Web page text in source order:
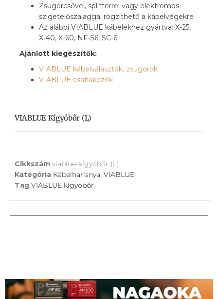
Zsugorcsővel, splitterrel vagy elektromos
szigetelőszalaggal rögzíthető a kábelvégekre
Az alábbi VIABLUE kábelekhez gyártva: X-25,
X-40, X-60, NF-S6, SC-6
Ajánlott kiegészítők:
VIABLUE kábelválasztók, zsugorok
VIABLUE csatlakozók
VIABLUE Kígyóbőr (L)
Cikkszám viablue-kígyóbőr (L)
Kategória Kábelharisnya, VIABLUE
Tag VIABLUE kígyóbőr